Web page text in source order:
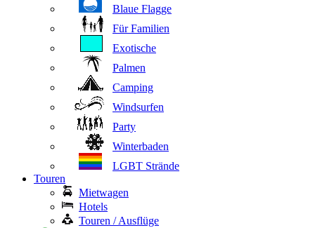
Blaue Flagge
Für Familien
Exotische
Palmen
Camping
Windsurfen
Party
Winterbaden
LGBT Strände
Touren
Mietwagen
Hotels
Touren / Ausflüge